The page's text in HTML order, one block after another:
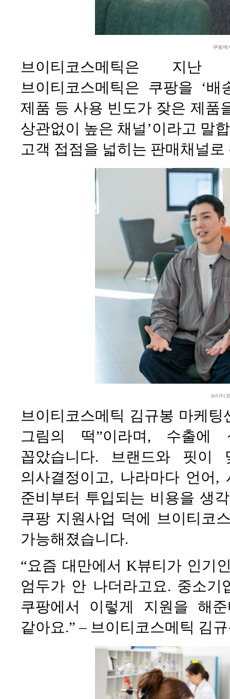
쿠팡에
브이티코스메틱은 지
브이티코스메틱은 쿠팡을 ‘
제품 등 사용 빈도가 잦은 제품
상관없이 높은 채널’이라고 말
고객 접점을 넓히는 판매채널
브이티
브이티코스메틱 김규봉 마케
그림의 떡”이라며, 수출에
꼽았습니다. 브랜드와 핏이
의사결정이고, 나라마다 언어
준비부터 투입되는 비용을 생
쿠팡 지원사업 덕에 브이티코
가능해졌습니다.
“요즘 대만에서 K뷰티가 인기
엄두가 안 나더라고요. 중소기
쿠팡에서 이렇게 지원을 해
같아요.” – 브이티코스메틱 김